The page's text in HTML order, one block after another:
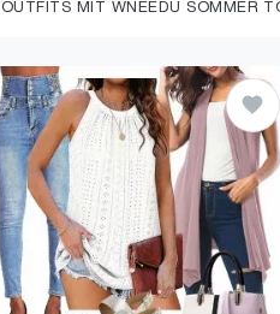
OUTFITS MIT WNEEDU SOMMER